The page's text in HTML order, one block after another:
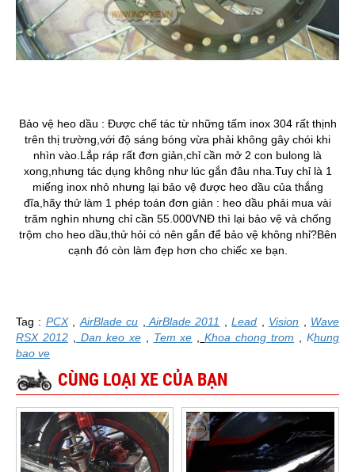
Bảo vệ heo dầu : Được chế tác từ những tấm inox 304 rất thịnh
trên thị trường,với độ sáng bóng vừa phải không gây chói khi
nhìn vào.Lắp ráp rất đơn giản,chỉ cần mở 2 con bulong là
xong,nhưng tác dụng không như lúc gắn đâu nha.Tuy chỉ là 1
miếng inox nhỏ nhưng lại bảo vệ được heo dầu của thắng
đĩa,hãy thử làm 1 phép toán đơn giản : heo dầu phải mua vài
trăm nghìn nhưng chỉ cần 55.000VNĐ thì lại bảo vệ và chống
trộm cho heo dầu,thử hỏi có nên gắn để bảo vệ không nhỉ?Bên
cạnh đó còn làm đẹp hơn cho chiếc xe bạn.
Tag : PCX , AirBlade cu , AirBlade 2011 , Lead , Vision , Wave
RSX 2012, Dan keo xe, Tem xe , Khoa chong trom , Khung
bao ve
CÙNG LOẠI XE CỦA BẠN